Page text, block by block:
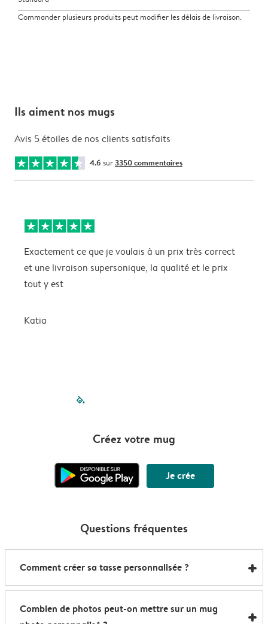
Commander plusieurs produits peut modifier les délais de livraison.
Ils aiment nos mugs
Avis 5 étoiles de nos clients satisfaits
4.6 sur3350 commentaires
Exactement ce que je voulais à un prix très correct
et une livraison supersonique, la qualité et le prix
tout y est
Katia
filled-pagination
Créez votre mug
Je crée
Questions fréquentes
Comment créer sa tasse personnalisée ?
Voici comment créer votre propre mug en quelques
minutes :
Combien de photos peut-on mettre sur un mug